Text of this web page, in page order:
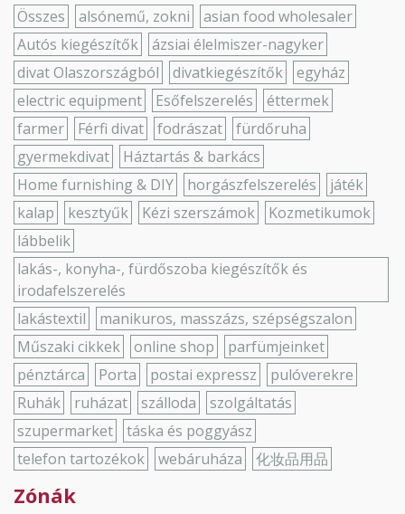
Összes alsónemű, zokni
asian food wholesaler
Autós kiegészítők
ázsiai élelmiszer-nagyker
divat Olaszországból
divatkiegészítők
egyház
electric equipment
Esőfelszerelés
éttermek
farmer
Férfi divat fodrászat
fürdőruha
gyermekdivat
Háztartás & barkács
Home furnishing & DIY
horgászfelszerelés
játék
kalap
kesztyűk Kézi szerszámok
Kozmetikumok
lábbelik
lakás-, konyha-, fürdőszoba kiegészítők és
irodafelszerelés
lakástextil
manikuros, masszázs, szépségszalon
Műszaki cikkek
online shop
parfümjeinket
pénztárca
Porta postai expressz
pulóverekre
Ruhák
ruházat szálloda
szolgáltatás
szupermarket
táska és poggyász
telefon tartozékok
webáruháza 化妆品用品
Zónák